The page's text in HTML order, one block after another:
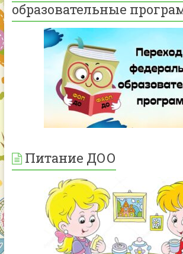
образовательные
Питание ДОО